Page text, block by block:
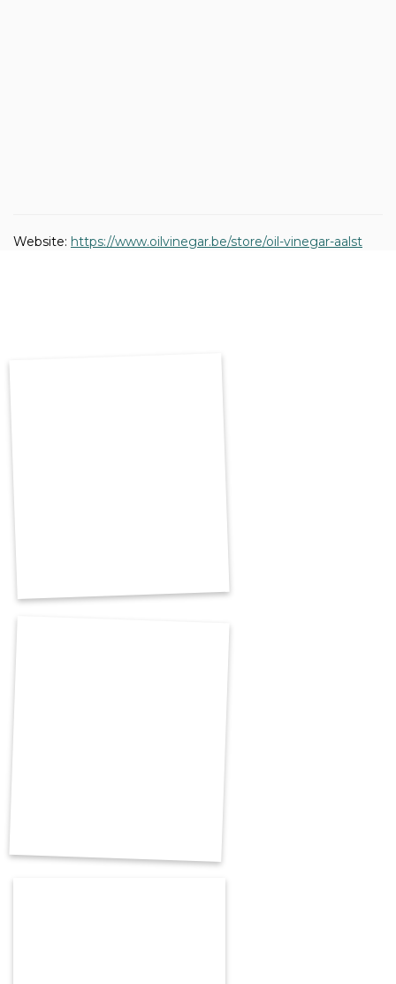
Website: https://www.oilvinegar.be/store/oil-vinegar-aalst